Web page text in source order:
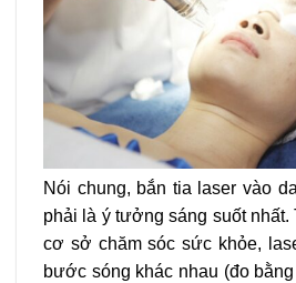
Nói chung, bắn tia laser vào
phải là ý tưởng sáng suốt nhất.
cơ sở chăm sóc sức khỏe,
bước sóng khác nhau (đo